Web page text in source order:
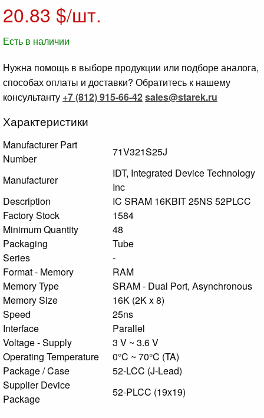
20.83 $/шт.
Есть в наличии
Нужна помощь в выборе продукции или подборе аналога,
способах оплаты и доставки? Обратитесь к нашему
консультанту +7 (812) 915-66-42sales@starek.ru
Характеристики
Manufacturer Part
Number
71V321S25J
Manufacturer
IDT, Integrated Device Technology
Inc
Description
IC SRAM 16KBIT 25NS 52PLCC
Factory Stock
1584
Minimum Quantity
48
Packaging
Tube
Series
-
Format - Memory
RAM
Memory Type
SRAM - Dual Port, Asynchronous
Memory Size
16K (2K x 8)
Speed
25ns
Interface
Parallel
Voltage - Supply
3 V ~ 3.6 V
Operating Temperature
0°C ~ 70°C (TA)
Package / Case
52-LCC (J-Lead)
Supplier Device
Package
52-PLCC (19x19)